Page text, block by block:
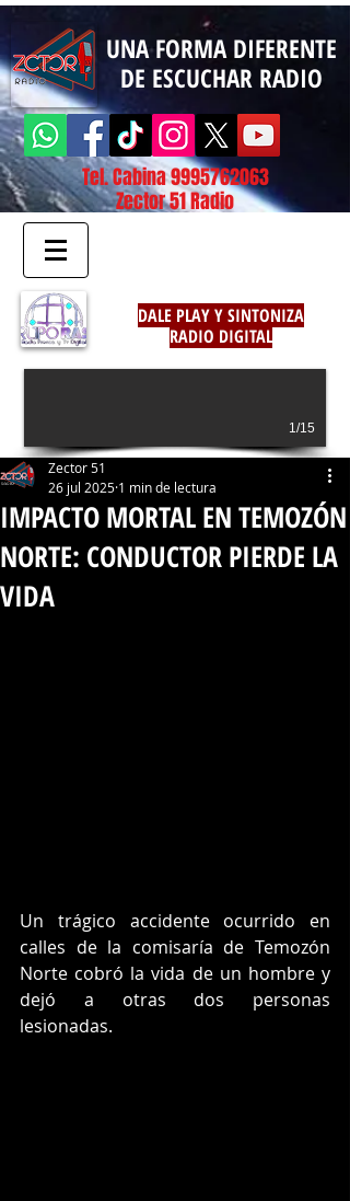
UNA FORMA DIFERENTE
DE ESCUCHAR RADIO
Tel. Cabina9995762063
Zector 51 Radio
DALE PLAY Y SINTONIZA
RADIO DIGITAL
1/15
IMPACTO MORTAL EN TEMOZÓN
NORTE: CONDUCTOR PIERDE LA
VIDA
Zector 51
26 jul 2025 1 min de lectura
Un trágico accidente ocurrido en
calles de la comisaría de Temozón
Norte cobró la vida de un hombre y
dejó a otras dos personas
lesionadas.